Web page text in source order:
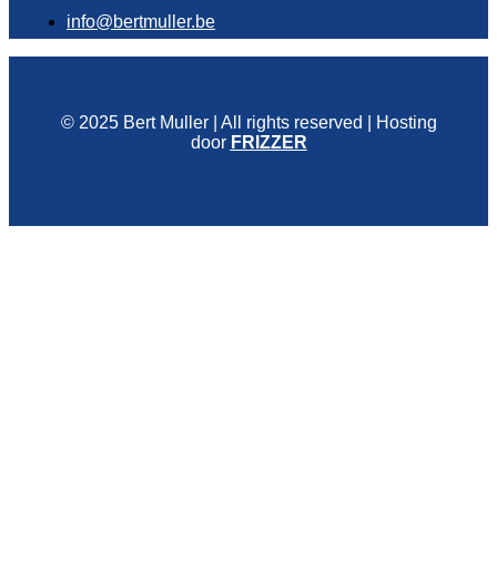
info@bertmuller.be
© 2025 Bert Muller | All rights reserved | Hosting
door FRIZZER